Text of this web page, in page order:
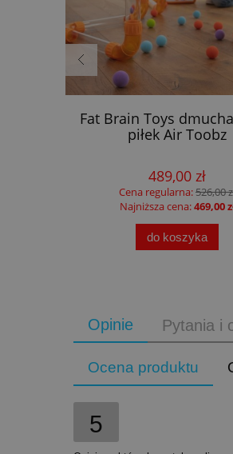
Fat Brain Toys
piłek Air Toobz
489,00 zł
Cena regularna:526,00
Najniższa cena:469,00
do koszyka
Opinie Pytania i
Ocena produktu
5